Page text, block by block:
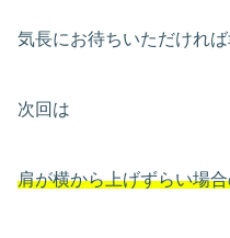
気長にお待ちいただければ
次回は
肩が横から上げずらい場